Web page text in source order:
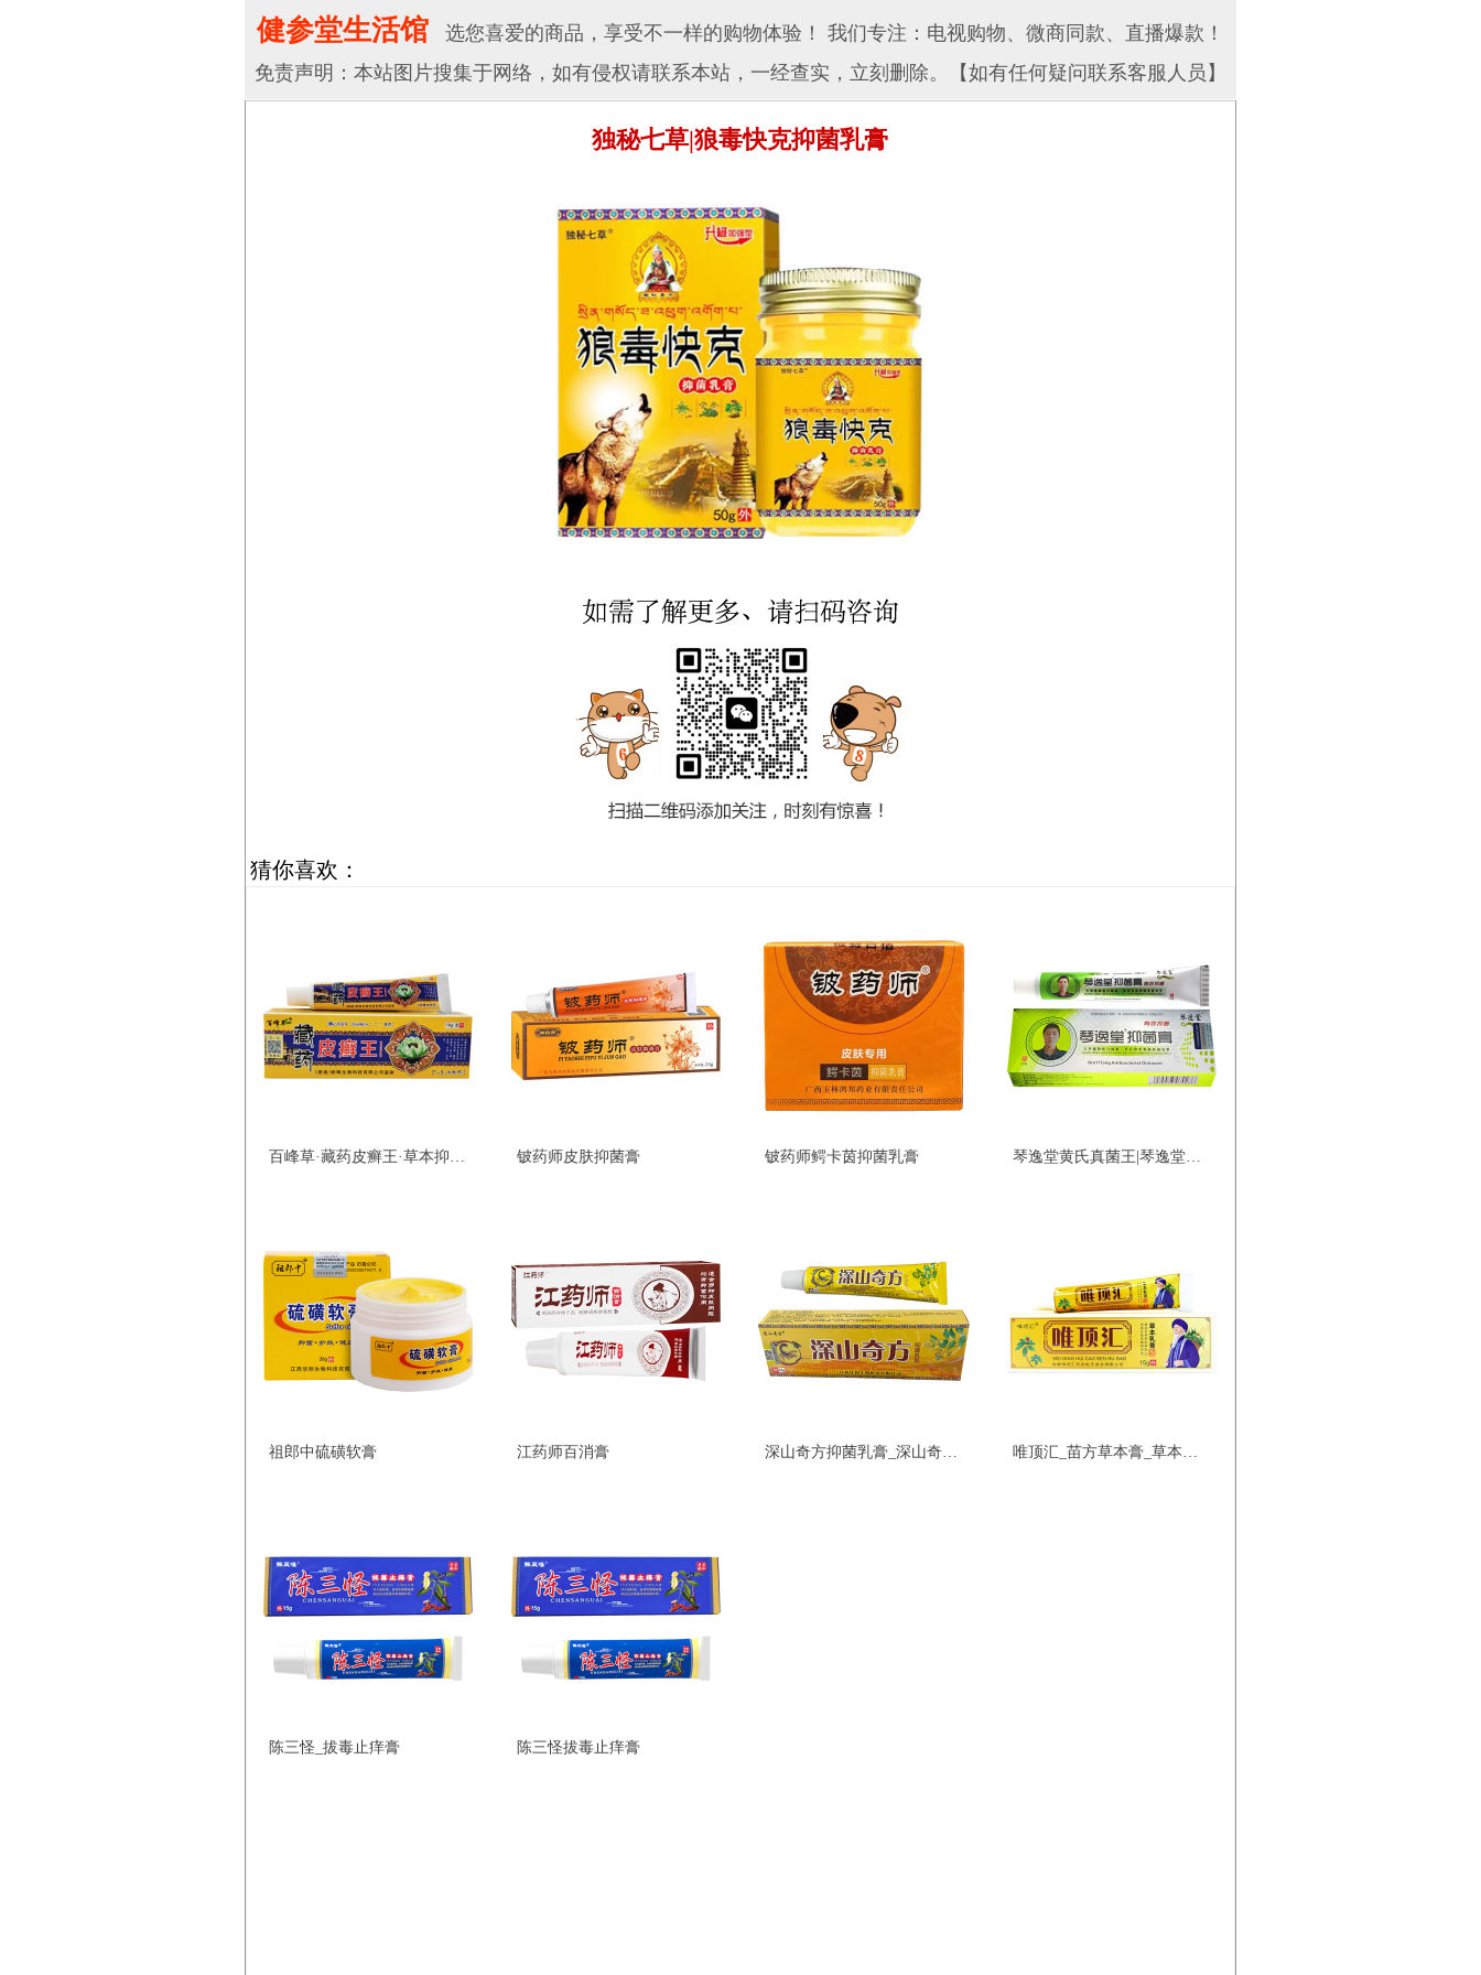
猜你喜欢：
百峰草·藏药皮癣王·草本抑菌乳膏 铍药师皮肤抑菌膏 铍药师鳄卡茵抑菌乳膏 琴逸堂黄氏真菌王|琴逸堂抑菌膏
祖郎中硫磺软膏 江药师百消膏 深山奇方抑菌乳膏_深山奇方透傦膏 唯顶汇_苗方草本膏_草本乳膏
陈三怪_拔毒止痒膏 陈三怪拔毒止痒膏
独秘七草|狼毒快克抑菌乳膏
健参堂生活馆 选您喜爱的商品，享受不一样的购物体验！ 我们专注：电视购物、微商同款、直播爆款！
免责声明：本站图片搜集于网络，如有侵权请联系本站，一经查实，立刻删除。【如有任何疑问联系客服人员】